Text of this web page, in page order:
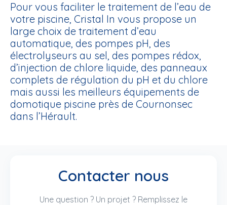
Pour vous faciliter le traitement de l’eau de
votre piscine, Cristal In vous propose un
large choix de traitement d’eau
automatique, des pompes pH, des
électrolyseurs au sel, des pompes rédox,
d’injection de chlore liquide, des panneaux
complets de régulation du pH et du chlore
mais aussi les meilleurs équipements de
domotique piscine près de Cournonsec
dans l’Hérault.
Contacter nous
Une question ? Un projet ? Remplissez le